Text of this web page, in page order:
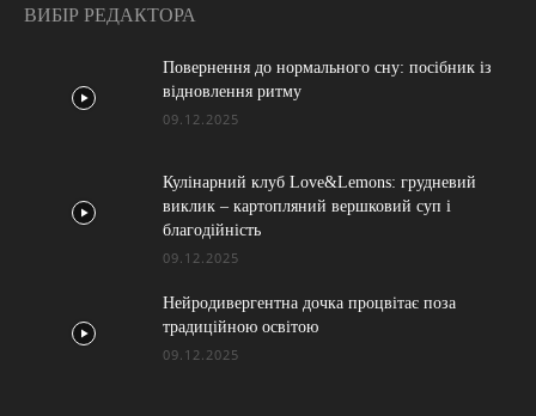
ВИБІР РЕДАКТОРА
Повернення до нормального сну: посібник із
відновлення ритму
09.12.2025
Кулінарний клуб Love&Lemons: грудневий
виклик – картопляний вершковий суп і
благодійність
09.12.2025
Нейродивергентна дочка процвітає поза
традиційною освітою
09.12.2025